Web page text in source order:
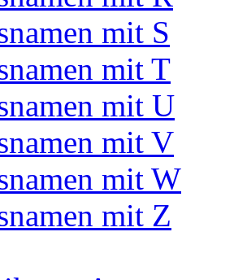
mit S
mit T
mit U
mit V
mit W
mit Z